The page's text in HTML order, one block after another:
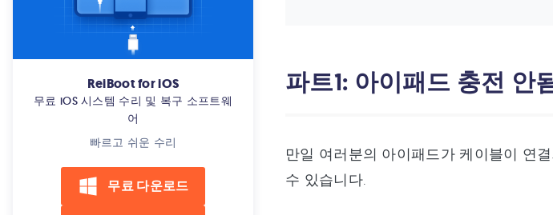
ReiBoot for iOS
무료 iOS 시스템 수리 및 복구 소프트웨
어
빠르고 쉬운 수리
무료 다운로드
파트1: 아이패드 충전 안
만일 여러분의 아이패드가 케이블이 연
수 있습니다.